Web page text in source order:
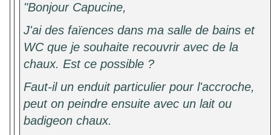
"Bonjour Capucine,
J'ai des faïences dans ma salle de bains et
WC que je souhaite recouvrir avec de la
chaux. Est ce possible ?
Faut-il un enduit particulier pour l'accroche,
peut on peindre ensuite avec un lait ou
badigeon chaux.